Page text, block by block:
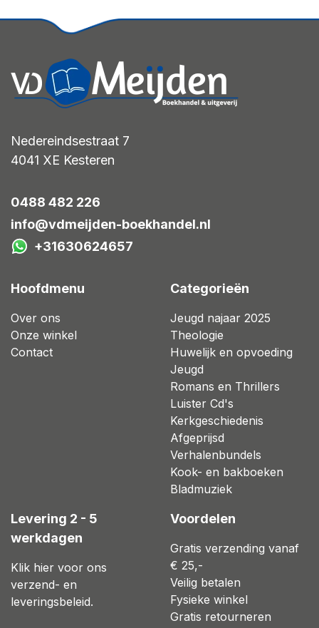
Nedereindsestraat 7
4041 XE Kesteren
0488 482 226
info@vdmeijden-boekhandel.nl
+31630624657
Hoofdmenu
Over ons
Onze winkel
Contact
Categorieën
Jeugd najaar 2025
Theologie
Huwelijk en opvoeding
Jeugd
Romans en Thrillers
Luister Cd's
Kerkgeschiedenis
Afgeprijsd
Verhalenbundels
Kook- en bakboeken
Bladmuziek
Levering 2 - 5
werkdagen
Klik hier voor ons
verzend- en
leveringsbeleid.
Voordelen
Gratis verzending vanaf
€ 25,-
Veilig betalen
Fysieke winkel
Gratis retourneren